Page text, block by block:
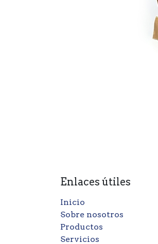
Enlaces útiles
Inicio
Sobre nosotros
Productos
Servicios